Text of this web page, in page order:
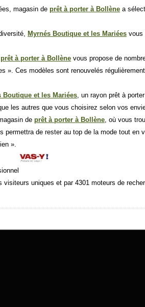
magasin de prêt à porter à Bollène a
Myrnés Boutique et les Mariées vous
prêt à porter à Bollène vous propose de
». Ces modèles sont renouvelés
Boutique et les Mariées, un rayon prêt à
les autres que vous choisirez selon vos
de prêt à porter à Bollène, où vous
permettra de rester au top de la mode tout en
».
visiteurs uniques et par 4301 moteurs de